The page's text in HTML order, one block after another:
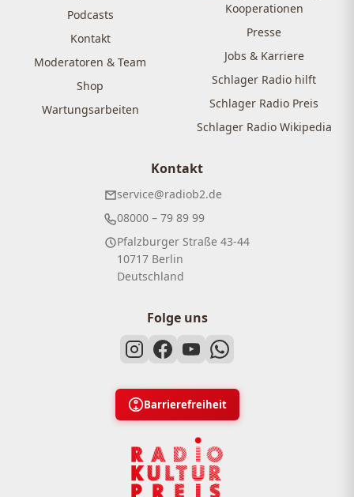
Podcasts
Kontakt
Moderatoren & Team
Shop
Wartungsarbeiten
Kooperationen
Presse
Jobs & Karriere
Schlager Radio hilft
Schlager Radio Preis
Schlager Radio Wikipedia
Kontakt
service@radiob2.de
08000 – 79 89 99
Pfalzburger Straße 43-44
10717 Berlin
Deutschland
Folge uns
Barrierefreiheit